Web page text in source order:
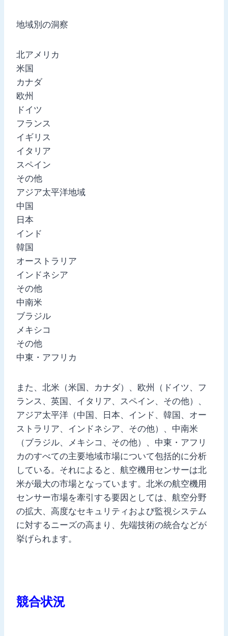
地域別の洞察
北アメリカ
米国
カナダ
欧州
ドイツ
フランス
イギリス
イタリア
スペイン
その他
アジア太平洋地域
中国
日本
インド
韓国
オーストラリア
インドネシア
その他
中南米
ブラジル
メキシコ
その他
中東・アフリカ
また、北米（米国、カナダ）、欧州（ドイツ、フ
ランス、英国、イタリア、スペイン、その他）、
アジア太平洋（中国、日本、インド、韓国、オー
ストラリア、インドネシア、その他）、中南米
（ブラジル、メキシコ、その他）、中東・アフリ
カのすべての主要地域市場について包括的に分析
している。それによると、航空機用センサーは北
米が最大の市場となっています。北米の航空機用
センサー市場を牽引する要因としては、航空分野
の拡大、高度なセキュリティおよび監視システム
に対するニーズの高まり、先端技術の統合などが
挙げられます。
競合状況